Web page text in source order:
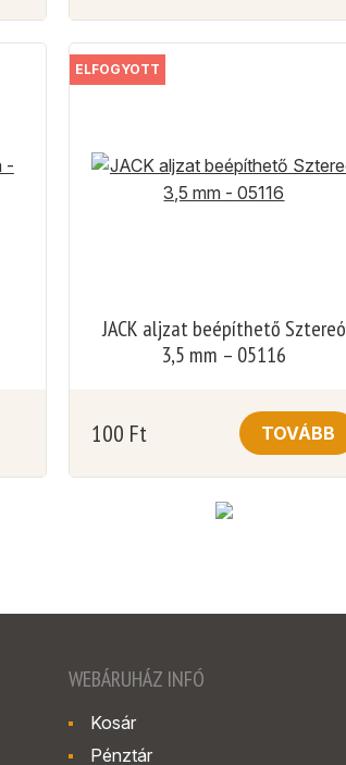
ELFOGYOTT
JACK aljzat beépíthető Sztereó
3,5 mm – 05116
100 Ft TOVÁBB
WEBÁRUHÁZ INFÓ
Kosár
Pénztár